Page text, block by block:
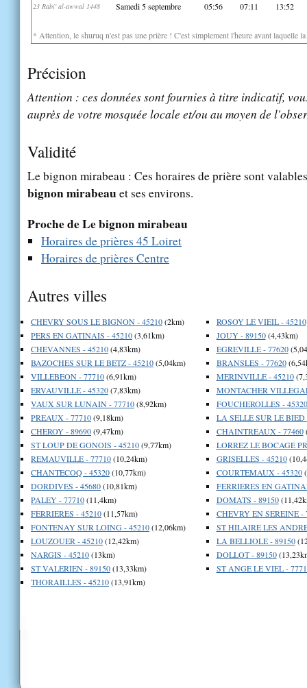
23 Rabi' al-awwal 1448 Samedi 5 septembre 05:56 07:11 13:52
* Attention, le shuruq n'est pas une prière ! C'est simplement l'heure avant laquelle
Précision
Attention : ces données sont fournies à titre indicatif,
auprès de votre mosquée locale et/ou au moyen de
Validité
Le bignon mirabeau : Ces horaires de prière sont
bignon mirabeauet ses environs.
Proche de Le bignon mirabeau
Horaires de prières 45 Loiret
Horaires de prières Centre
Autres villes
CHEVRY SOUS LE BIGNON - 45210(2km)
PERS EN GATINAIS - 45210(3,61km)
CHEVANNES - 45210(4,83km)
BAZOCHES SUR LE BETZ - 45210(5,04km)
VILLEBEON - 77710(6,91km)
ERVAUVILLE - 45320(7,83km)
VAUX SUR LUNAIN - 77710(8,92km)
PREAUX - 77710(9,18km)
CHEROY - 89690(9,47km)
ST LOUP DE GONOIS - 45210(9,77km)
REMAUVILLE - 77710(10,24km)
CHANTECOQ - 45320(10,77km)
DORDIVES - 45680(10,81km)
PALEY - 77710(11,4km)
FERRIERES - 45210(11,57km)
FONTENAY SUR LOING - 45210(12,06km)
LOUZOUER - 45210(12,42km)
NARGIS - 45210(13km)
ST VALERIEN - 89150(13,33km)
THORAILLES - 45210(13,91km)
ROSOY LE VIEIL - 45210
JOUY - 89150(4,43km)
EGREVILLE - 77620
BRANSLES - 77620
MERINVILLE - 45210
MONTACHER
FOUCHEROLLES - 45320
LA SELLE SUR LE BIED
CHAINTREAUX - 77460
LORREZ LE BOCAGE
GRISELLES - 45210
COURTEMAUX - 45320
FERRIERES EN
DOMATS - 89150
CHEVRY EN SEREINE -
ST HILAIRE LES
LA BELLIOLE - 89150
DOLLOT - 89150
ST ANGE LE VIEL -